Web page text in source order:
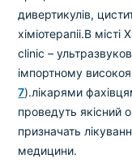
дивертикулів,
хіміотерапіі.В
clinic –
імпортному
7).лікарями
проведуть якісний
призначать
медицини.